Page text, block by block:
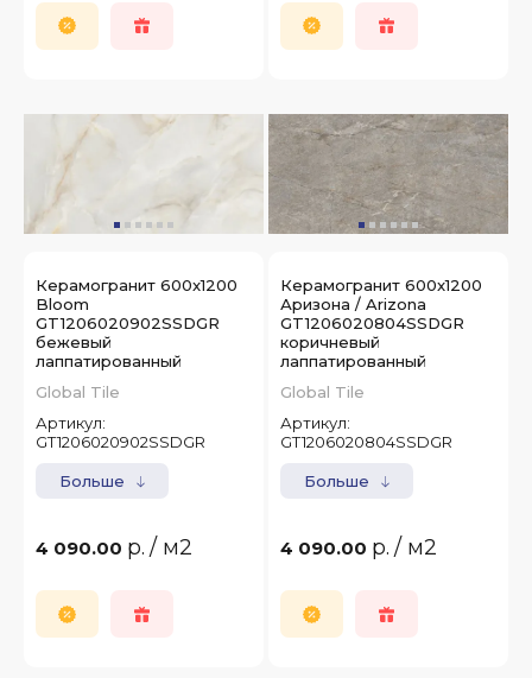
Керамогранит 600x1200
Bloom
GT1206020902SSDGR
бежевый
лаппатированный
Global Tile
Артикул:
GT1206020902SSDGR
Больше
4 090.00 р. / м2
Керамогранит 600x1200
Аризона / Arizona
GT1206020804SSDGR
коричневый
лаппатированный
Global Tile
Артикул:
GT1206020804SSDGR
Больше
4 090.00 р. / м2